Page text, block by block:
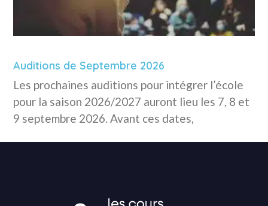
Auditions de Septembre 2026
Les prochaines auditions pour intégrer l’école
pour la saison 2026/2027 auront lieu les 7, 8 et
9 septembre 2026. Avant ces dates,